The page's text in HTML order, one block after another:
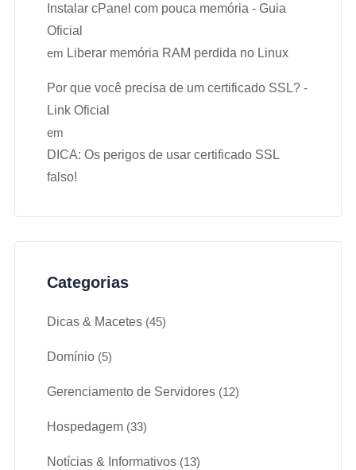
Instalar cPanel com pouca memória - Guia
Oficial
em Liberar memória RAM perdida no Linux
Por que você precisa de um certificado SSL? -
Link Oficial
em
DICA: Os perigos de usar certificado SSL
falso!
Categorias
Dicas & Macetes (45)
Domínio (5)
Gerenciamento de Servidores (12)
Hospedagem (33)
Notícias & Informativos (13)